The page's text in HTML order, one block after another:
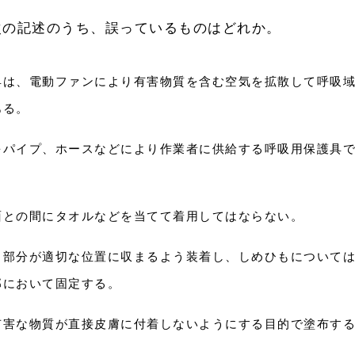
記述のうち、誤っているものはどれか。
、電動ファンにより有害物質を含む空気を拡散して呼吸
。
イプ、ホースなどにより作業者に供給する呼吸用保護具
の間にタオルなどを当てて着用してはならない。
分が適切な位置に収まるよう装着し、しめひもについては
おいて固定する。
な物質が直接皮膚に付着しないようにする目的で塗布す